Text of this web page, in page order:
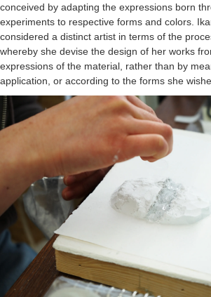
conceived by adapting the expressions born
experiments to respective forms and colors.
considered a distinct artist in terms of the
whereby she devise the design of her works
expressions of the material, rather than by
application, or according to the forms she